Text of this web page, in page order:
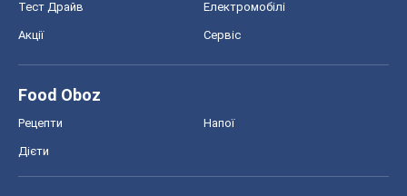
Тест Драйв Електромобілі
Акції Сервіс
Food Oboz
Рецепти Напої
Дієти